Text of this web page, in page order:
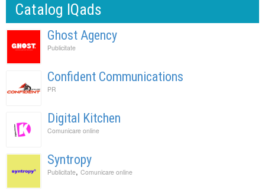
Catalog IQads
Ghost Agency
Publicitate
Confident Communications
PR
Digital Kitchen
Comunicare online
Syntropy
Publicitate, Comunicare online